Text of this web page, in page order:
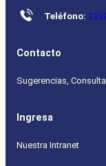
Teléfono:
Contacto
Sugerencias,
Ingresa
Nuestra Intranet